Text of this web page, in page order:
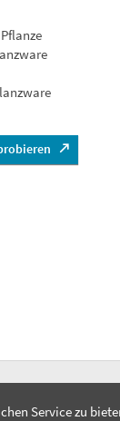
Service zu